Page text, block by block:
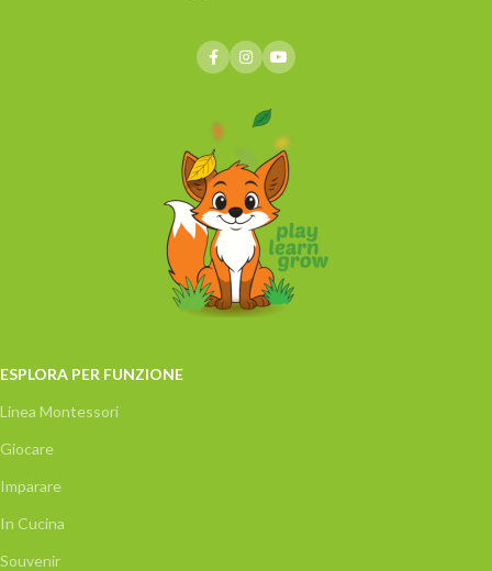
ESPLORA PER FUNZIONE
Linea Montessori
Giocare
Imparare
In Cucina
Souvenir